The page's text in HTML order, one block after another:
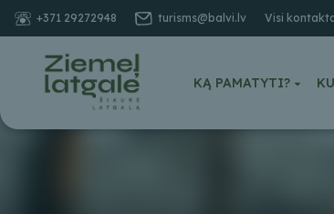
+371 29272948 turisms@balvi.lv Visi
KĄ PAMATYTI?